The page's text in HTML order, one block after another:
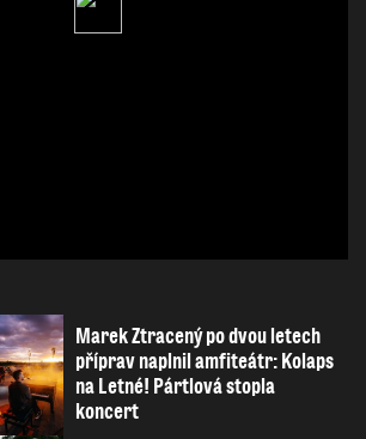
Marek Ztracený po dvou letech
příprav naplnil amfiteátr: Kolaps
na Letné! Pártlová stopla
koncert